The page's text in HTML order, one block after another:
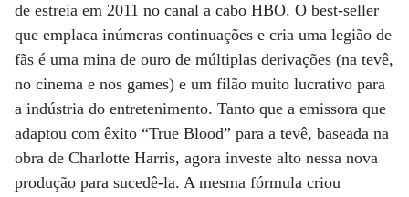
de estreia em 2011 no canal a cabo HBO. O best-seller
que emplaca inúmeras continuações e cria uma legião de
fãs é uma mina de ouro de múltiplas derivações (na tevê,
no cinema e nos games) e um filão muito lucrativo para
a indústria do entretenimento. Tanto que a emissora que
adaptou com êxito “True Blood” para a tevê, baseada na
obra de Charlotte Harris, agora investe alto nessa nova
produção para sucedê-la. A mesma fórmula criou